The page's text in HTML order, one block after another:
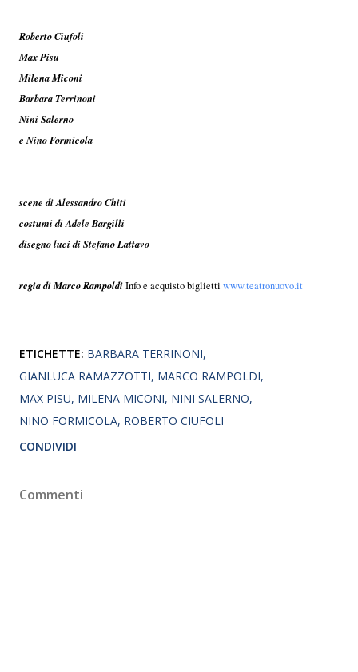
Roberto Ciufoli
Max Pisu
Milena Miconi
Barbara Terrinoni
Nini Salerno
e Nino Formicola
scene di Alessandro Chiti
costumi di Adele Bargilli
disegno luci di Stefano Lattavo
regia di Marco RampoldiInfo e acquisto biglietti www.teatronuovo.it
ETICHETTE: BARBARA TERRINONI
GIANLUCA RAMAZZOTTI MARCO RAMPOLDI
MAX PISU MILENA MICONI NINI SALERNO
NINO FORMICOLA ROBERTO CIUFOLI
CONDIVIDI
Commenti